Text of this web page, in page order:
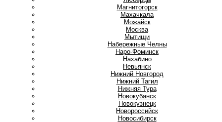
Магнитогорск
Махачкала
Можайск
Москва
Мытищи
Набережные Челны
Наро-Фоминск
Нахабино
Невьянск
Нижний Новгород
Нижний Тагил
Нижняя Тура
Новокубанск
Новокузнецк
Новороссийск
Новосибирск